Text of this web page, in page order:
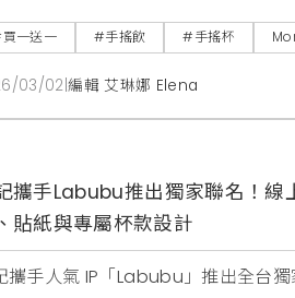
一起為台灣英雄加油 。
一送一 #手搖飲 #手搖杯
03/02 |編輯 艾琳娜 Elena
攜手Labubu推出獨家聯名！線
貼紙與專屬杯款設計
攜手人氣 IP「Labubu」推出全台